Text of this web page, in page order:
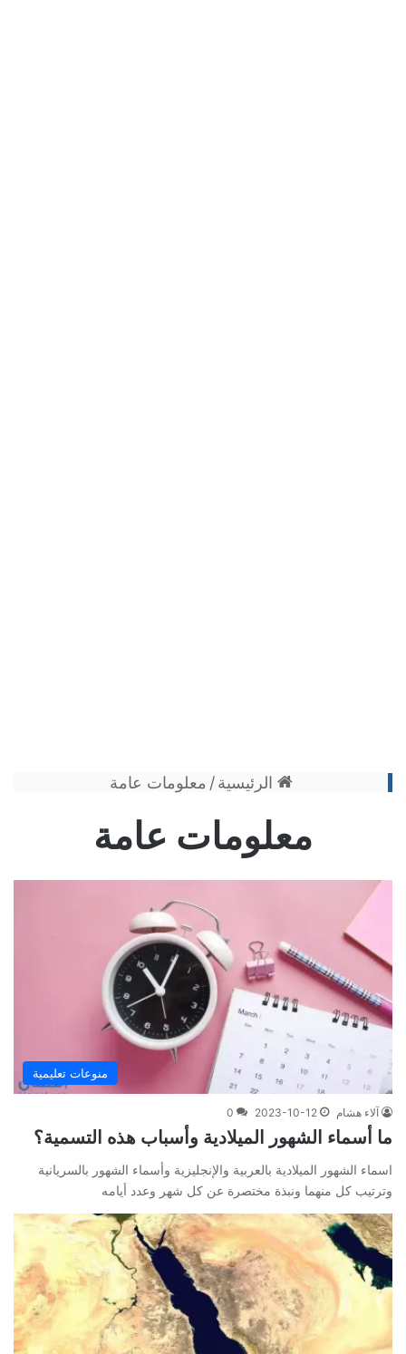
الرئيسية / معلومات عامة
معلومات عامة
منوعات تعليمية
آلاء هشام 2023-10-12
0
ما أسماء الشهور الميلادية وأسباب هذه التسمية؟
اسماء الشهور الميلادية بالعربية والإنجليزية وأسماء الشهور بالسريانية
وترتيب كل منهما ونبذة مختصرة عن كل شهر وعدد أيامه